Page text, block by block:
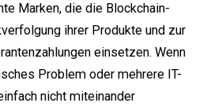
Marken, die die Blockchain-
ihrer Produkte und zur
einsetzen. Wenn
Problem oder mehrere IT-
nicht miteinander